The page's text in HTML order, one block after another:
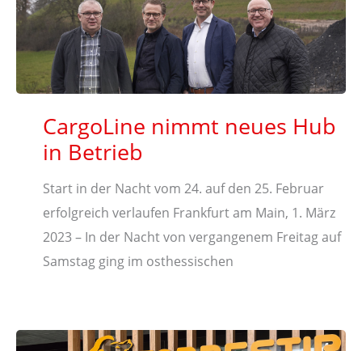
CargoLine nimmt neues Hub
in Betrieb
Start in der Nacht vom 24. auf den 25. Februar
erfolgreich verlaufen Frankfurt am Main, 1. März
2023 – In der Nacht von vergangenem Freitag auf
Samstag ging im osthessischen